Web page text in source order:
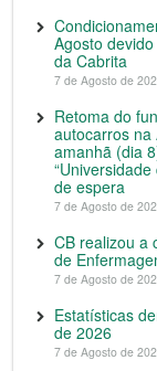
Agosto
da Cabrita
7 de Agosto de
Retoma do
autocarros na
amanhã (dia
de espera
7 de Agosto de
CB realizou a
de
7 de Agosto de
Estatísticas
de 2026
7 de Agosto de